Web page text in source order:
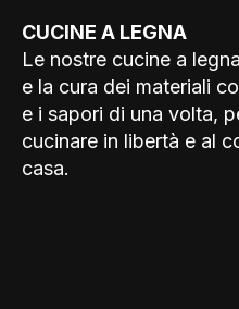
CUCINE A LEGNA
Le nostre cucine a
e la cura dei materiali
e i sapori di una volta,
cucinare in libertà e al
casa.